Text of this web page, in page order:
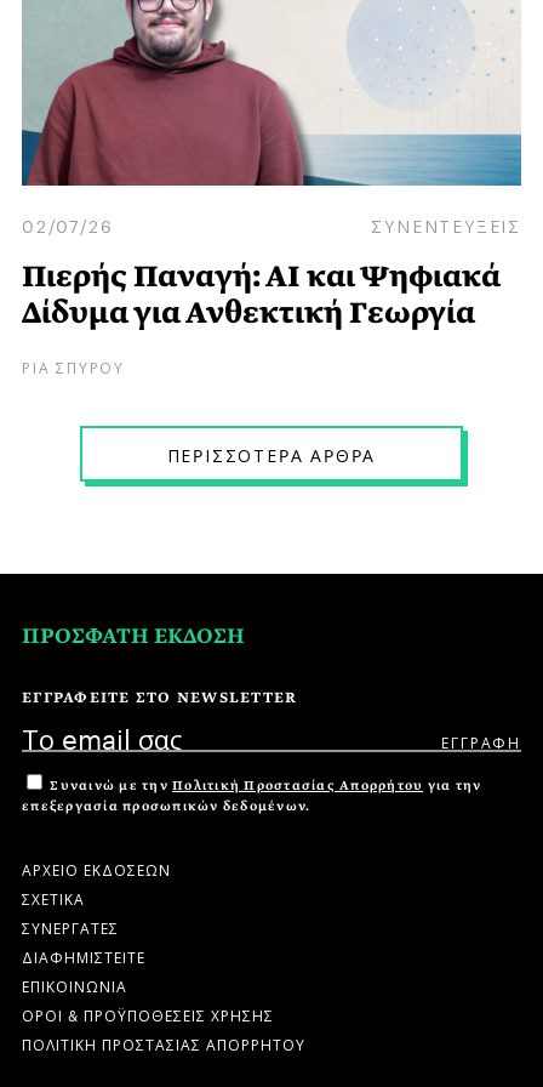
02/07/26 ΣΥΝΕΝΤΕΥΞΕΙΣ
Πιερής Παναγή: ΑΙ και Ψηφιακά
Δίδυμα για Ανθεκτική Γεωργία
ΡΙΑ ΣΠΥΡΟΥ
ΠΕPΙΣΣΟΤΕPΑ ΑPΘPΑ
ΠΡΟΣΦΑΤΗ ΕΚΔΟΣΗ
ΕΓΓΡΑΦΕΙΤΕ ΣΤΟ NEWSLETTER
Συναινώ με την Πολιτική Προστασίας Απορρήτου για την
επεξεργασία προσωπικών δεδομένων.
ΑΡΧΕΙΟ ΕΚΔΟΣΕΩΝ
ΣΧΕΤΙΚΑ
ΣΥΝΕΡΓΑΤΕΣ
ΔΙΑΦΗΜΙΣΤΕΙΤΕ
ΕΠΙΚΟΙΝΩΝΙΑ
ΟΡΟΙ & ΠΡΟΫΠΟΘΕΣΕΙΣ ΧΡΗΣΗΣ
ΠΟΛΙΤΙΚΗ ΠΡΟΣΤΑΣΙΑΣ ΑΠΟΡΡΗΤΟΥ